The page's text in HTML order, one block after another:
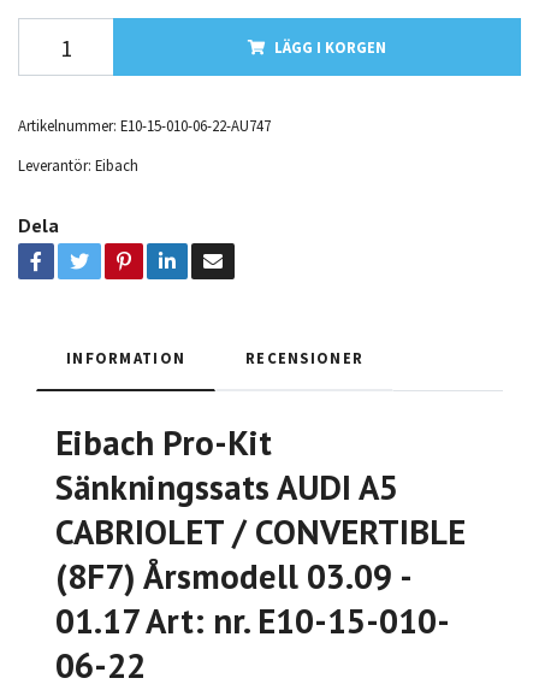
LÄGG I KORGEN
Artikelnummer: E10-15-010-06-22-AU747
Leverantör: Eibach
Dela
INFORMATION RECENSIONER
Eibach Pro-Kit
Sänkningssats AUDI A5
CABRIOLET / CONVERTIBLE
(8F7) Årsmodell 03.09 -
01.17 Art: nr. E10-15-010-
06-22